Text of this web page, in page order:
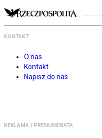
KONTAKT
O nas
Kontakt
Napisz do nas
REKLAMA I PRENUMERATA